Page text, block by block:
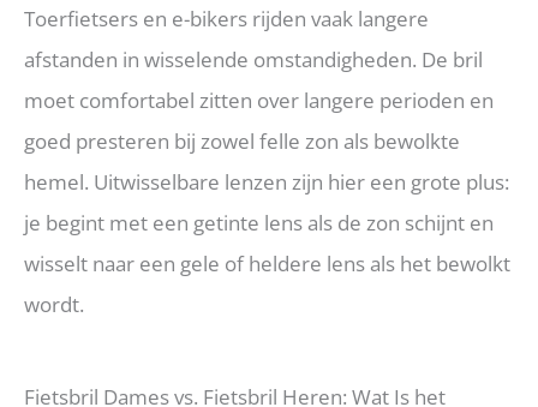
Toerfietsers en e-bikers rijden vaak langere
afstanden in wisselende omstandigheden. De bril
moet comfortabel zitten over langere perioden en
goed presteren bij zowel felle zon als bewolkte
hemel. Uitwisselbare lenzen zijn hier een grote plus:
je begint met een getinte lens als de zon schijnt en
wisselt naar een gele of heldere lens als het bewolkt
wordt.
Fietsbril Dames vs. Fietsbril Heren: Wat Is het